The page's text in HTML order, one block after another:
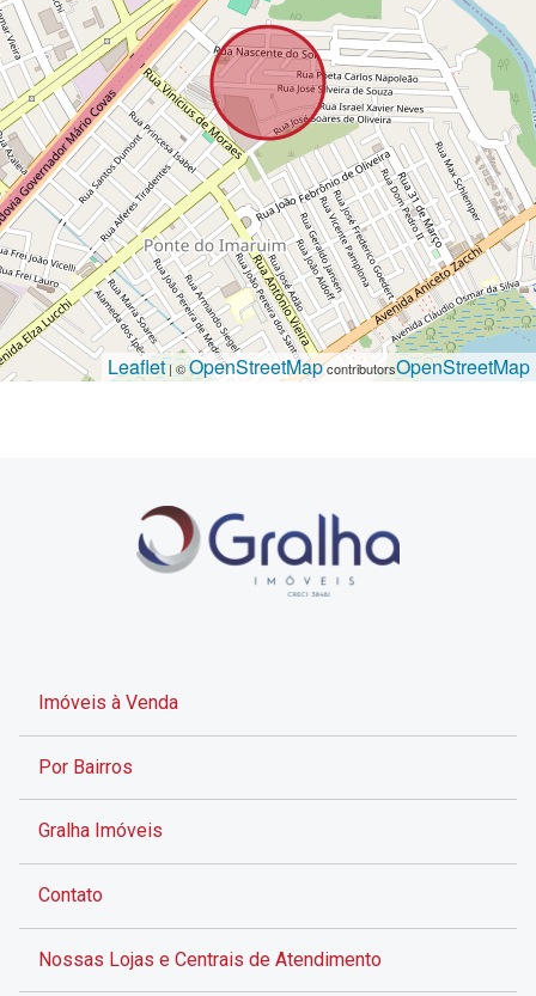
Leaflet| ©OpenStreetMapcontributorsOpenStreetMap
Imóveis à Venda
Por Bairros
Gralha Imóveis
Contato
Nossas Lojas e Centrais de Atendimento